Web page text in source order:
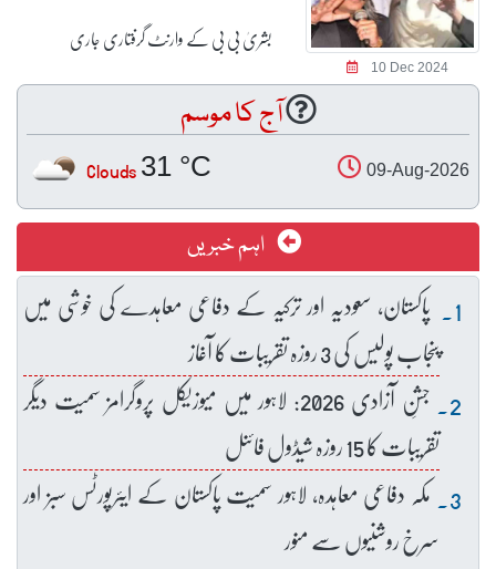
10 Dec 2024
بشریٰ بی بی کے وارنٹ گرفتاری جاری
آج کا موسم
09-Aug-2026
31 °C
Clouds
اہم خبریں
پاکستان، سعودیہ اور ترکیہ کے دفاعی معاہدے کی خوشی میں
پنجاب پولیس کی 3 روزہ تقریبات کا آغاز
جشنِ آزادی 2026: لاہور میں میوزیکل پروگرامز سمیت دیگر
تقریبات کا 15 روزہ شیڈول فائنل
مکہ دفاعی معاہدہ، لاہور سمیت پاکستان کے ایئرپورٹس سبز اور
سرخ روشنیوں سے منور